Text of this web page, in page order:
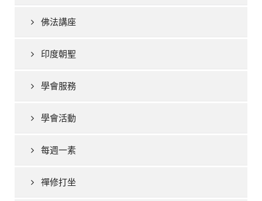
佛法講座
印度朝聖
學會服務
學會活動
每週一素
禪修打坐